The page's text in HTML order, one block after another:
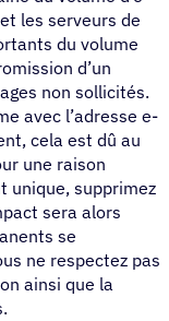
les serveurs de
du volume
d’un
non sollicités.
avec l’adresse e-
cela est dû au
une raison
unique, supprimez
sera alors
se
ne respectez pas
ainsi que la